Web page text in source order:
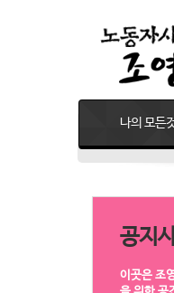
나의 모든
공지
이곳은 조